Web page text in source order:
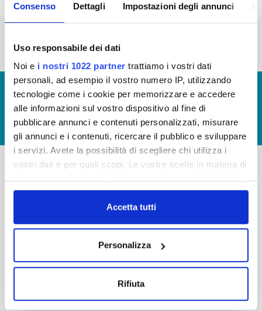
Consenso Dettagli Impostazioni degli annunci
Uso responsabile dei dati
Noi e i nostri 1022 partner trattiamo i vostri dati
personali, ad esempio il vostro numero IP, utilizzando
tecnologie come i cookie per memorizzare e accedere
alle informazioni sul vostro dispositivo al fine di
pubblicare annunci e contenuti personalizzati, misurare
gli annunci e i contenuti, ricercare il pubblico e sviluppare
i servizi. Avete la possibilità di scegliere chi utilizza i
vostri dati e per quali scopi. Le vostre scelte in materia di
in cui avete effettuato le vostre scelte. È possibile
modificare o revocare il proprio consenso in qualsiasi
momento dalla Dichiarazione sui cookie o facendo clic
Con il tuo consenso, vorremmo anche:
raccogliere informazioni sulla tua posizione
Accetta tutti
Personalizza
Rifiuta
« prima ‹ precedente 1 2 3 4
5
© Copyright 2017 - 2026
GLOSSARIO
GIUDICA IL SERVIZIO
LAVORA CON NOI
-
50126 Fi
i.v.
-
FAQ
PRIVACY POLICY
NOTE LEGALI
COOKIE
WHISTLEBLOWING
CREDITS